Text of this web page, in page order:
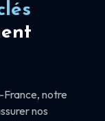
France, notre
nos